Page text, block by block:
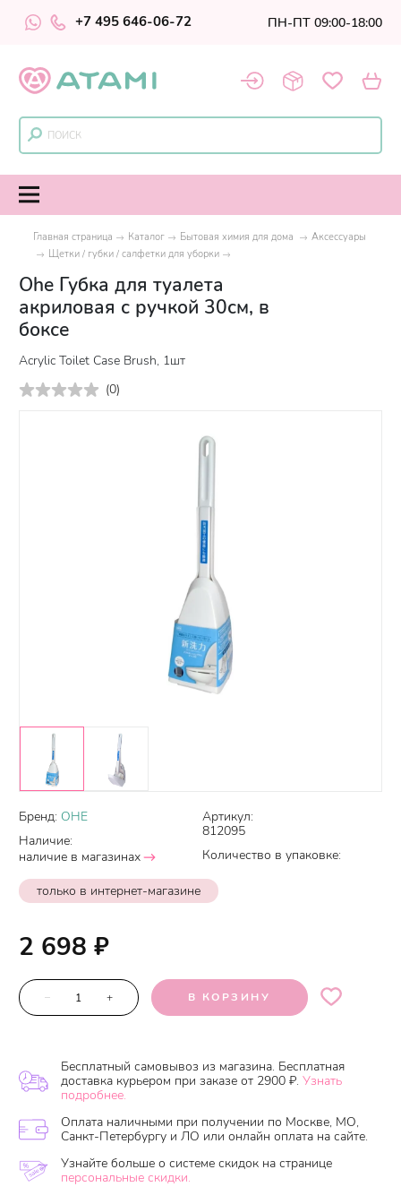
+7 495 646-06-72 ПН-ПТ 09:00-18:00
Главная страница Каталог Бытовая химия для дома
Аксессуары
Щетки / губки / салфетки для уборки
Ohe Губка для туалета
акриловая с ручкой 30см, в
боксе
Acrylic Toilet Сase Brush, 1шт
(0)
Бренд: OHE
Наличие:
наличие в магазинах
Артикул:
812095
Количество в упаковке:
только в интернет-магазине
2 698 ₽
– + В КОРЗИНУ
Бесплатный самовывоз из магазина. Бесплатная
доставка курьером при заказе от 2900 ₽. Узнать
подробнее.
Оплата наличными при получении по Москве, МО,
Санкт-Петербургу и ЛО или онлайн оплата на сайте.
Узнайте больше о системе скидок на странице
персональные скидки.